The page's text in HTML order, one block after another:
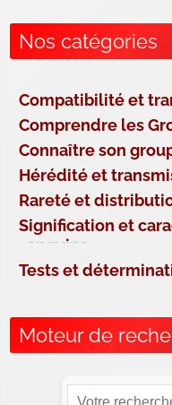
Nos catégories
Compatibilité et
Comprendre les
Connaître son
Hérédité et
Rareté et
Signification et
sanguins
Tests et
Moteur de